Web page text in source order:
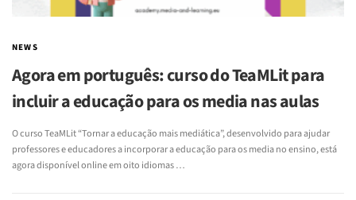
NEWS
Agora em português: curso do TeaMLit para
incluir a educação para os media nas aulas
O curso TeaMLit “Tornar a educação mais mediática”, desenvolvido para ajudar
professores e educadores a incorporar a educação para os media no ensino, está
agora disponível online em oito idiomas …